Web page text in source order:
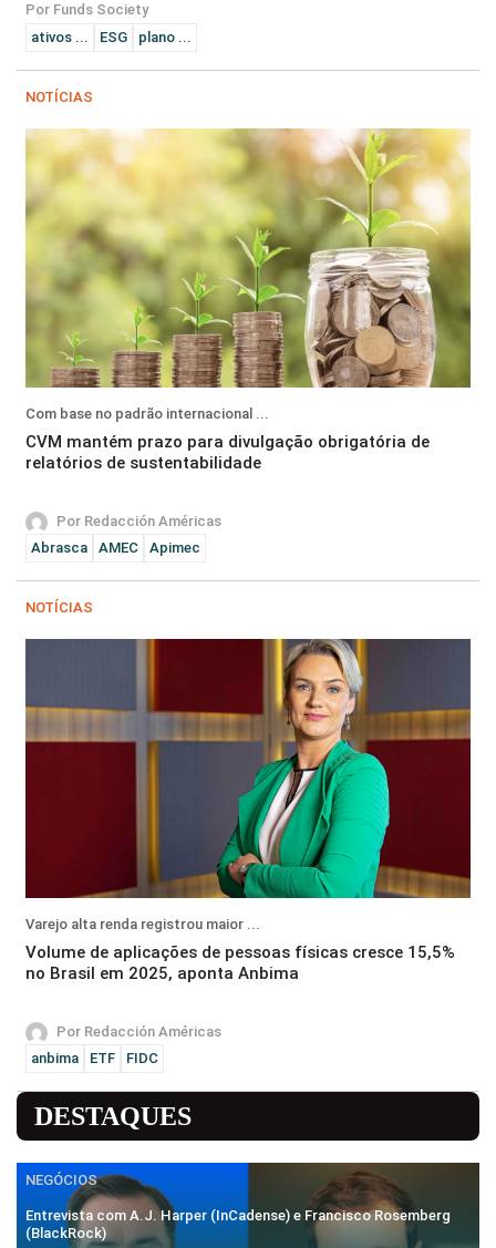
Por Funds Society
ativos ...
ESG plano ...
NOTÍCIAS
Com base no padrão internacional ...
CVM mantém prazo para divulgação obrigatória de
relatórios de sustentabilidade
Por Redacción Américas
Abrasca
AMEC Apimec
NOTÍCIAS
Varejo alta renda registrou maior ...
Volume de aplicações de pessoas físicas cresce 15,5%
no Brasil em 2025, aponta Anbima
Por Redacción Américas
anbima
ETF FIDC
DESTAQUES
NEGÓCIOS
Entrevista com A.J. Harper (InCadense) e Francisco Rosemberg
(BlackRock)